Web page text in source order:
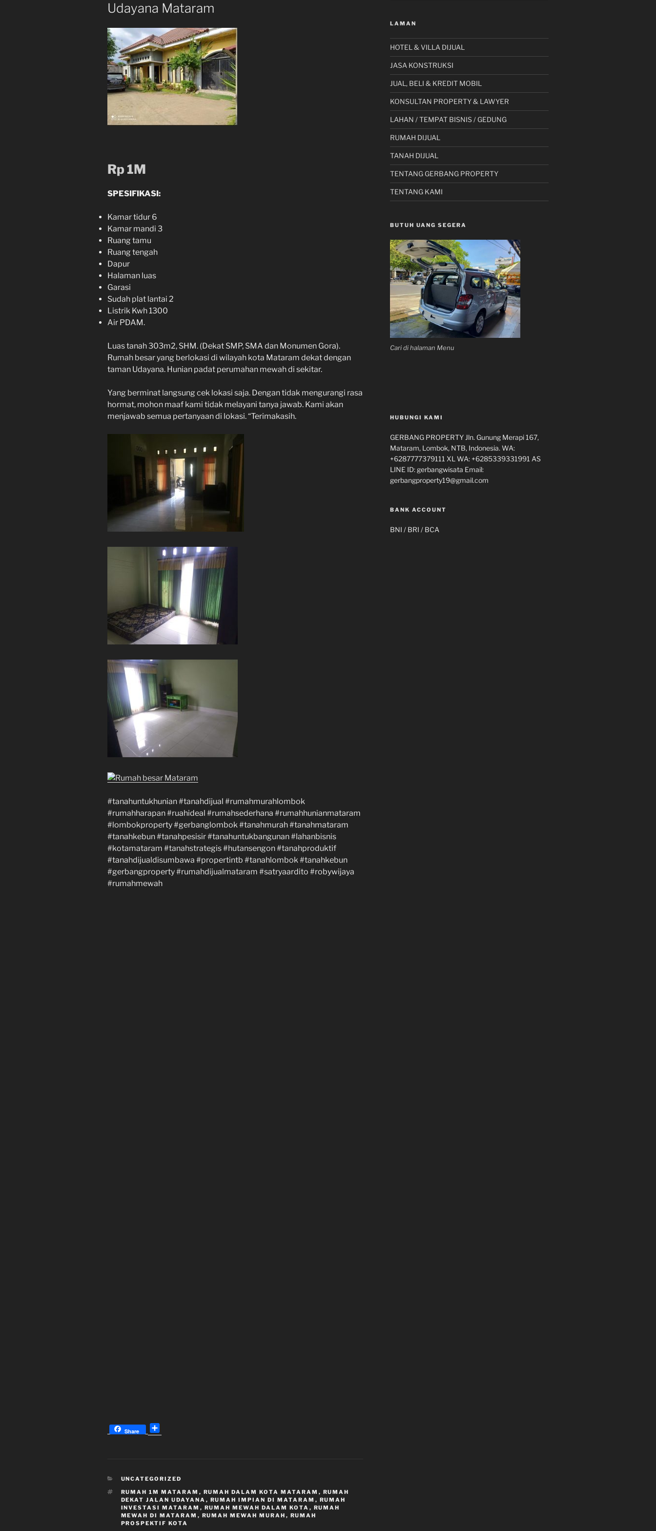
Udayana Mataram
Rp 1M
SPESIFIKASI:
Kamar tidur 6
Kamar mandi 3
Ruang tamu
Ruang tengah
Dapur
Halaman luas
Garasi
Sudah plat lantai 2
Listrik Kwh 1300
Air PDAM.
Luas tanah 303m2, SHM. (Dekat SMP, SMA dan Monumen Gora).
Rumah besar yang berlokasi di wilayah kota Mataram dekat dengan
taman Udayana. Hunian padat perumahan mewah di sekitar.
Yang berminat langsung cek lokasi saja. Dengan tidak mengurangi rasa
hormat, mohon maaf kami tidak melayani tanya jawab. Kami akan
menjawab semua pertanyaan di lokasi. “Terimakasih.
#tanahuntukhunian #tanahdijual #rumahmurahlombok
#rumahharapan #ruahideal #rumahsederhana #rumahhunianmataram
#lombokproperty #gerbanglombok #tanahmurah #tanahmataram
#tanahkebun #tanahpesisir #tanahuntukbangunan #lahanbisnis
#kotamataram #tanahstrategis #hutansengon #tanahproduktif
#tanahdijualdisumbawa #propertintb #tanahlombok #tanahkebun
#gerbangproperty #rumahdijualmataram #satryaardito #robywijaya
#rumahmewah
h
a
Share
h
KATEGORI
UNCATEGORIZED
TAG
RUMAH 1M MATARAM , RUMAH DALAM KOTA MATARAM , RUMAH
DEKAT JALAN UDAYANA , RUMAH IMPIAN DI MATARAM , RUMAH
INVESTASI MATARAM , RUMAH MEWAH DALAM KOTA , RUMAH
MEWAH DI MATARAM , RUMAH MEWAH MURAH , RUMAH
PROSPEKTIF KOTA
LAMAN
HOTEL & VILLA DIJUAL
JASA KONSTRUKSI
JUAL, BELI & KREDIT MOBIL
KONSULTAN PROPERTY & LAWYER
LAHAN / TEMPAT BISNIS / GEDUNG
RUMAH DIJUAL
TANAH DIJUAL
TENTANG GERBANG PROPERTY
TENTANG KAMI
BUTUH UANG SEGERA
Cari di halaman Menu
HUBUNGI KAMI
GERBANG PROPERTY Jln. Gunung Merapi 167,
Mataram, Lombok, NTB, Indonesia. WA:
+6287777379111 XL WA: +6285339331991 AS
LINE ID: gerbangwisata Email:
gerbangproperty19@gmail.com
BANK ACCOUNT
BNI / BRI / BCA